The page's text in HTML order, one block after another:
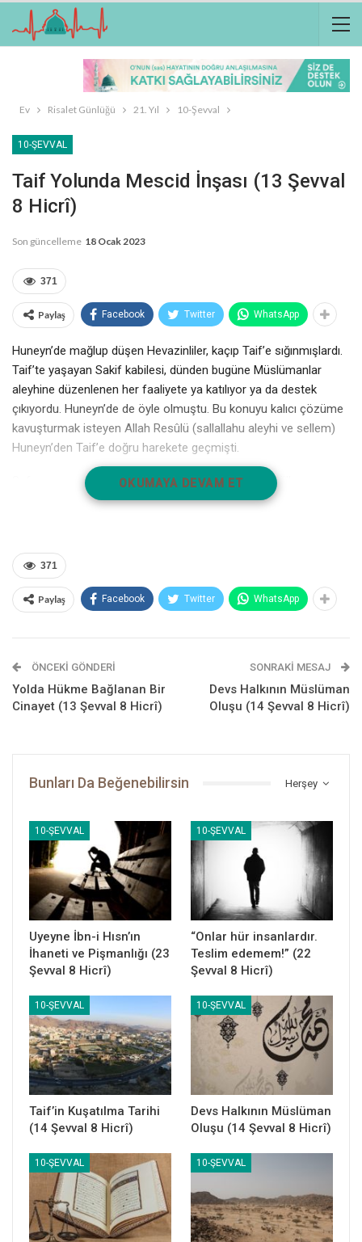
Ev Risalet Günlüğü 21. Yıl 10-Şevval
10-ŞEVVAL
Taif Yolunda Mescid İnşası (13 Şevval
8 Hicrî)
Son güncelleme 18 Ocak 2023
371
Paylaş Facebook Twitter WhatsApp
Huneyn’de mağlup düşen Hevazinliler, kaçıp Taif’e sığınmışlardı.
Taif’te yaşayan Sakif kabilesi, dünden bugüne Müslümanlar
aleyhine düzenlenen her faaliyete ya katılıyor ya da destek
çıkıyordu. Huneyn’de de öyle olmuştu. Bu konuyu kalıcı çözüme
kavuşturmak isteyen Allah Resûlü (sallallahu aleyhi ve sellem)
Huneyn’den Taif’e doğru harekete geçmişti.
Sefer esnasında Müslümanların ilk durakları, Nahletü’l-
Yemâniyye olmuştu. Orada bir müddet dinlendikten sonra tekrar
Allah Resûlü (sallallahu aleyhi ve sellem), bu sırada askerleriyle
birlikte bir mescit inşa etmiş ve içerisinde namaz kılmıştı.
Efendimiz (sallallahu aleyhi ve sellem), mescidin inşasında
bizzat çalışıp duvarları örmüş, ashabı da inşaatta kullanılacak
Bu mescid, O’ndan ve askerlerinden, arkadan gelecek
Müslümanlara bir nişane görevi gördüğü gibi aynı zamanda
insanlar tarafından kullanılan yolların, onların maddi manevi
binalarla donatmışlardır.
Peygamber Yolu
OKUMAYA DEVAM ET
371
Paylaş Facebook Twitter WhatsApp
ÖNCEKI GÖNDERI
Yolda Hükme Bağlanan Bir
Cinayet (13 Şevval 8 Hicrî)
SONRAKI MESAJ
Devs Halkının Müslüman
Oluşu (14 Şevval 8 Hicrî)
Herşey
Bunları Da Beğenebilirsin
10-ŞEVVAL
Uyeyne İbn-i Hısn’ın
İhaneti ve Pişmanlığı (23
Şevval 8 Hicrî)
10-ŞEVVAL
“Onlar hür insanlardır.
Teslim edemem!” (22
Şevval 8 Hicrî)
10-ŞEVVAL
Taif’in Kuşatılma Tarihi
(14 Şevval 8 Hicrî)
10-ŞEVVAL
Devs Halkının Müslüman
Oluşu (14 Şevval 8 Hicrî)
10-ŞEVVAL 10-ŞEVVAL